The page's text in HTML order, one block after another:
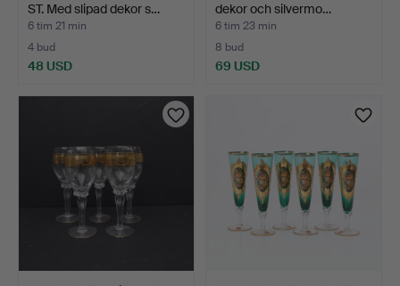
ST. Med slipad dekor s…
6 tim 21 min
4 bud
48 USD
dekor och silvermo…
6 tim 23 min
8 bud
69 USD